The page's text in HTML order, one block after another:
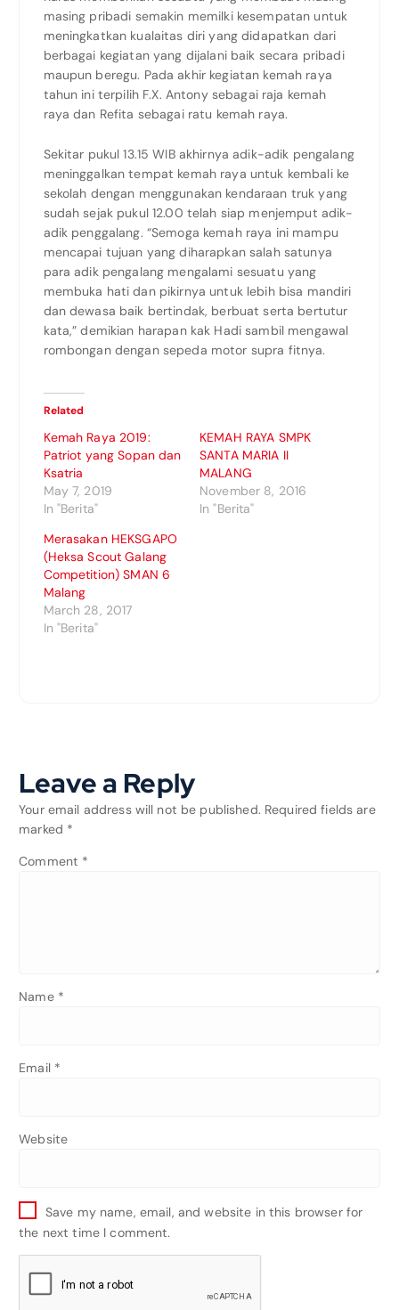
masing pribadi semakin memilki kesempatan untuk
meningkatkan kualaitas diri yang didapatkan dari
berbagai kegiatan yang dijalani baik secara pribadi
maupun beregu. Pada akhir kegiatan kemah raya
tahun ini terpilih F.X. Antony sebagai raja kemah
raya dan Refita sebagai ratu kemah raya.
Sekitar pukul 13.15 WIB akhirnya adik-adik pengalang
meninggalkan tempat kemah raya untuk kembali ke
sekolah dengan menggunakan kendaraan truk yang
sudah sejak pukul 12.00 telah siap menjemput adik-
adik penggalang. “Semoga kemah raya ini mampu
mencapai tujuan yang diharapkan salah satunya
para adik pengalang mengalami sesuatu yang
membuka hati dan pikirnya untuk lebih bisa mandiri
dan dewasa baik bertindak, berbuat serta bertutur
kata,” demikian harapan kak Hadi sambil mengawal
rombongan dengan sepeda motor supra fitnya.
Related
Kemah Raya 2019:
Patriot yang Sopan dan
Ksatria
May 7, 2019
In "Berita"
KEMAH RAYA SMPK
SANTA MARIA II
MALANG
November 8, 2016
In "Berita"
Merasakan HEKSGAPO
(Heksa Scout Galang
Competition) SMAN 6
Malang
March 28, 2017
In "Berita"
Leave a Reply
Your email address will not be published. Required fields are
marked *
Comment *
Name *
Email *
Website
Save my name, email, and website in this browser for
the next time I comment.